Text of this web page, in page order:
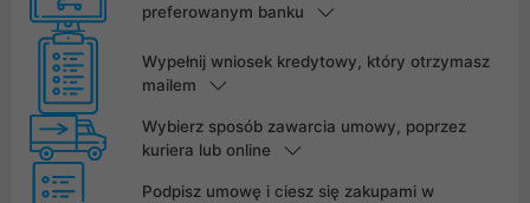
preferowanym banku
Wypełnij wniosek kredytowy, który otrzymasz
mailem
Wybierz sposób zawarcia umowy, poprzez
kuriera lub online
Podpisz umowę i ciesz się zakupami w